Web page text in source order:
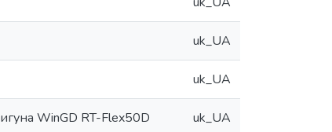
uk_UA
uk_UA
WinGD RT-Flex50D uk_UA